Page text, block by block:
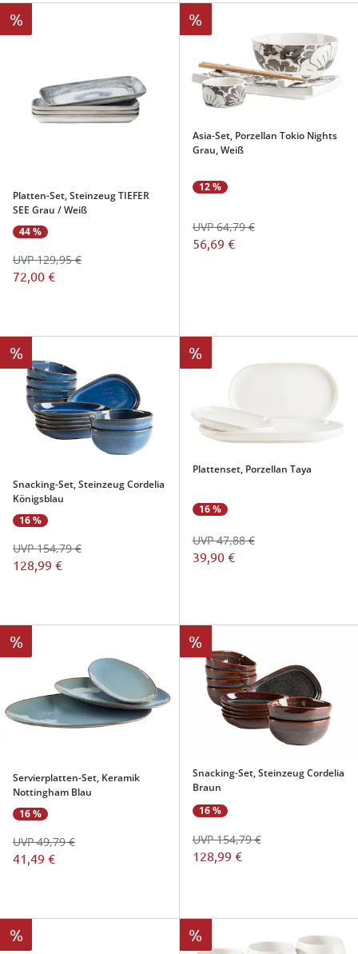
%
Platten-Set, Steinzeug TIEFER
SEE Grau / Weiß
44 %
72,00 €
UVP 129,95 €
%
Asia-Set, Porzellan Tokio Nights
Grau, Weiß
12 %
56,69 €
UVP 64,79 €
%
Snacking-Set, Steinzeug Cordelia
Königsblau
16 %
128,99 €
UVP 154,79 €
%
Plattenset, Porzellan Taya
16 %
39,90 €
UVP 47,88 €
%
Servierplatten-Set, Keramik
Nottingham Blau
16 %
41,49 €
UVP 49,79 €
%
Snacking-Set, Steinzeug Cordelia
Braun
16 %
128,99 €
UVP 154,79 €
% %